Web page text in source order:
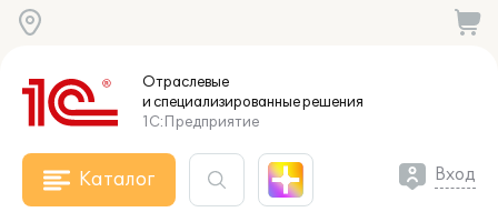
Отраслевые
и специализированныерешения
1С:Предприятие
Каталог Вход